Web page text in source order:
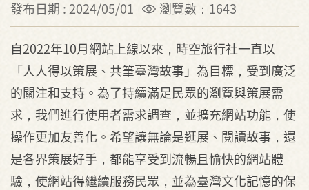
發布日期 : 2024/05/01 瀏覽數：1643
自2022年10月網站上線以來，時空旅行社一直以
「人人得以策展、共筆臺灣故事」為目標，受到廣泛
的關注和支持。為了持續滿足民眾的瀏覽與策展需
求，我們進行使用者需求調查，並擴充網站功能，使
操作更加友善化。希望讓無論是逛展、閱讀故事，還
是各界策展好手，都能享受到流暢且愉快的網站體
驗，使網站得繼續服務民眾，並為臺灣文化記憶的保